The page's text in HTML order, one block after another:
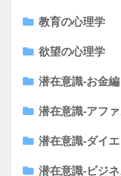
教育の心理学
欲望の心理学
潜在意識-お金編
潜在意識-アフ
潜在意識-ダイ
潜在意識-ビジ